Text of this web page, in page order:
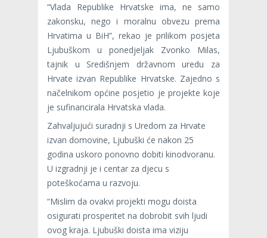
“Vlada Republike Hrvatske ima, ne samo
zakonsku, nego i moralnu obvezu prema
Hrvatima u BiH”, rekao je prilikom posjeta
Ljubuškom u ponedjeljak Zvonko Milas,
tajnik u Središnjem državnom uredu za
Hrvate izvan Republike Hrvatske. Zajedno s
načelnikom općine posjetio je projekte koje
je sufinancirala Hrvatska vlada.
Zahvaljujući suradnji s Uredom za Hrvate
izvan domovine, Ljubuški će nakon 25
godina uskoro ponovno dobiti kinodvoranu.
U izgradnji je i centar za djecu s
poteškoćama u razvoju.
“Mislim da ovakvi projekti mogu doista
osigurati prosperitet na dobrobit svih ljudi
ovog kraja. Ljubuški doista ima viziju